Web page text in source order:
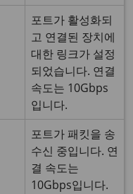
포트가 활성화되
고 연결된 장치에
대한 링크가 설정
되었습니다. 연결
속도는 10Gbps
입니다.
포트가 패킷을 송
수신 중입니다. 연
결 속도는
10Gbps입니다.